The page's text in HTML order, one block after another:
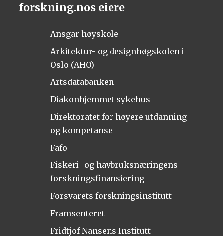
forskning.nos eiere
Ansgar høyskole
Arkitektur- og designhøgskolen i
Oslo (AHO)
Artsdatabanken
Diakonhjemmet sykehus
Direktoratet for høyere utdanning
og kompetanse
Fafo
Fiskeri- og havbruksnæringens
forskningsfinansiering
Forsvarets forskningsinstitutt
Framsenteret
Fridtjof Nansens Institutt